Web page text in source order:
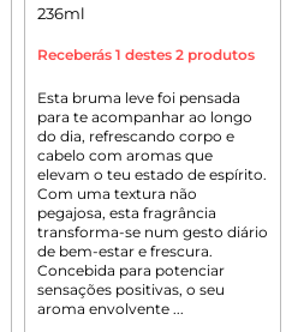
236ml
Receberás 1 destes 2 produtos
Esta bruma leve foi pensada
para te acompanhar ao longo
do dia, refrescando corpo e
cabelo com aromas que
elevam o teu estado de espírito.
Com uma textura não
pegajosa, esta fragrância
transforma-se num gesto diário
de bem-estar e frescura.
Concebida para potenciar
sensações positivas, o seu
aroma envolvente ...